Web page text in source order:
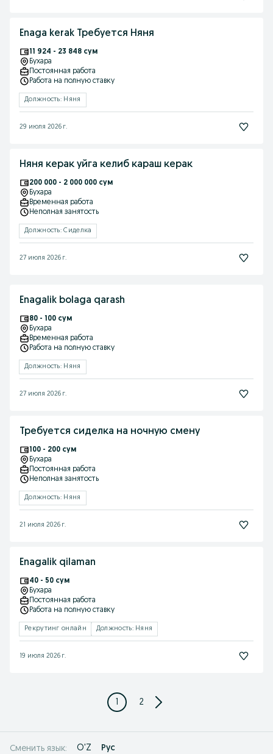
Enaga kerak Требуется Няня
11 924 - 23 848 сум
Бухара
Постоянная работа
Работа на полную ставку
Должность: Няня
29 июля 2026 г.
Няня керак уйга келиб караш керак
200 000 - 2 000 000 сум
Бухара
Временная работа
Неполная занятость
Должность: Сиделка
27 июля 2026 г.
Enagalik bolaga qarash
80 - 100 сум
Бухара
Временная работа
Работа на полную ставку
Должность: Няня
27 июля 2026 г.
Требуется сиделка на ночную смену
100 - 200 сум
Бухара
Постоянная работа
Неполная занятость
Должность: Няня
21 июля 2026 г.
Enagalik qilaman
40 - 50 сум
Бухара
Постоянная работа
Работа на полную ставку
Рекрутинг онлайн Должность: Няня
19 июля 2026 г.
1 2
Сменить язык: O'Z Рус